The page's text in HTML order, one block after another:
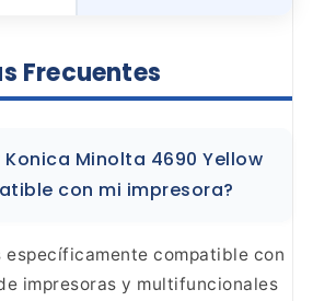
Frecuentes
Konica Minolta 4690 Yellow
con mi impresora?
específicamente compatible con
impresoras y multifuncionales